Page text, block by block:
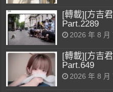
[轉載][方吉
Part.2289
2026 年 8 月
[轉載][方吉
Part.649
2026 年 8 月